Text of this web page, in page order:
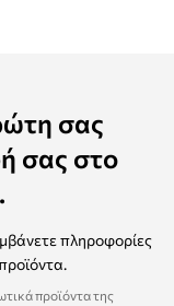
σας
σας στο
πληροφορίες
προϊόντα της